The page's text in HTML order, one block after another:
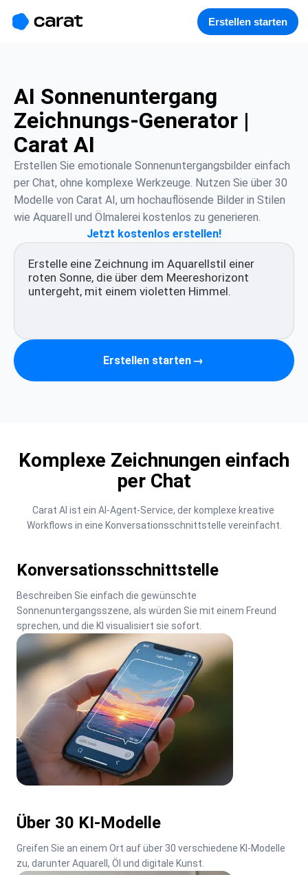
Erstellen starten
AI Sonnenuntergang
Zeichnungs-Generator |
Carat AI
Erstellen Sie emotionale Sonnenuntergangsbilder einfach
per Chat, ohne komplexe Werkzeuge. Nutzen Sie über 30
Modelle von Carat AI, um hochauflösende Bilder in Stilen
wie Aquarell und Ölmalerei kostenlos zu generieren.
Jetzt kostenlos erstellen!
Erstellen starten →
Komplexe Zeichnungen einfach
per Chat
Carat AI ist ein AI-Agent-Service, der komplexe kreative
Workflows in eine Konversationsschnittstelle vereinfacht.
Konversationsschnittstelle
Beschreiben Sie einfach die gewünschte
Sonnenuntergangsszene, als würden Sie mit einem Freund
sprechen, und die KI visualisiert sie sofort.
Über 30 KI-Modelle
Greifen Sie an einem Ort auf über 30 verschiedene KI-Modelle
zu, darunter Aquarell, Öl und digitale Kunst.